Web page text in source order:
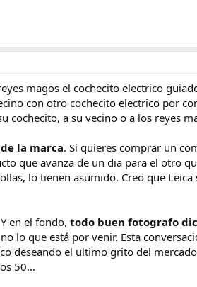
magos el cochecito electrico
con otro cochecito electrico por
cochecito, a su vecino o a los reyes
la marca. Si quieres comprar un
que avanza de un dia para el otro
lo tienen asumido. Creo que Leica
en el fondo, todo buen fotografo
lo que está por venir. Esta
deseando el ultimo grito del
50...